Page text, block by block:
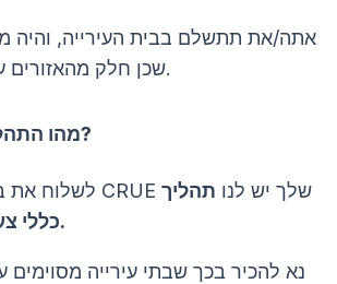
אתה/את תתשלם בבית העירייה, והיה
שכן חלק מהאזורים עשויים לדרוש זאת.
מהו התהליך בבית העירייה?
לשלוח את בקשתך ולקבל את CRUE שלך יש לנו תהליך
כללי צעד אחר צעד להלן.
נא להכיר בכך שבתי עירייה מסוימים